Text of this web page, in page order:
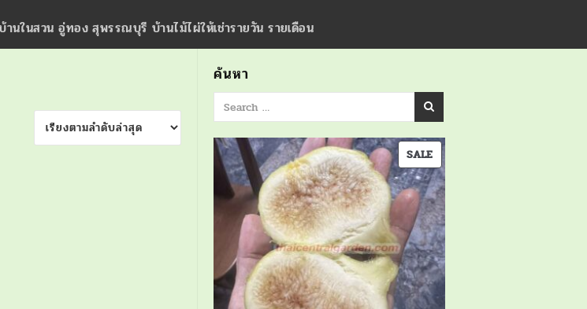
นในสวน อู่ทอง สุพรรณบุรี บ้านไม้ไผ่ให้เช่ารายวัน รายเดือน
ค้นหา
SALEPRODUCT
ON
SALE